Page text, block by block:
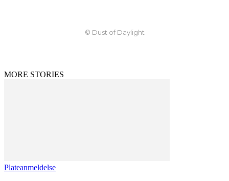
© Dust of Daylight
MORE STORIES
Plateanmeldelse